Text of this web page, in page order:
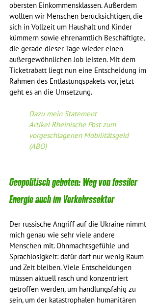
obersten Einkommensklassen. Außerdem
wollten wir Menschen berücksichtigen, die
sich in Vollzeit um Haushalt und Kinder
kümmern sowie ehrenamtlich Beschäftigte,
die gerade dieser Tage wieder einen
außergewöhnlichen Job leisten. Mit dem
Ticketrabatt liegt nun eine Entscheidung im
Rahmen des Entlastungspakets vor, jetzt
geht es an die Umsetzung.
Dazu mein Statement
Artikel Rheinische Post zum
vorgeschlagenen Mobilitätsgeld
(ABO)
Geopolitisch geboten: Weg von fossiler
Energie auch im Verkehrssektor
Der russische Angriff auf die Ukraine nimmt
mich genau wie sehr viele andere
Menschen mit. Ohnmachtsgefühle und
Sprachlosigkeit: dafür darf nur wenig Raum
und Zeit bleiben. Viele Entscheidungen
müssen aktuell rasch und konzentriert
getroffen werden, um handlungsfähig zu
sein, um der katastrophalen humanitären